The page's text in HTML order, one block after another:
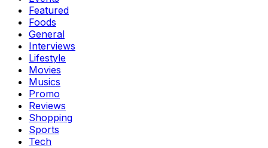
Featured
Foods
General
Interviews
Lifestyle
Movies
Musics
Promo
Reviews
Shopping
Sports
Tech